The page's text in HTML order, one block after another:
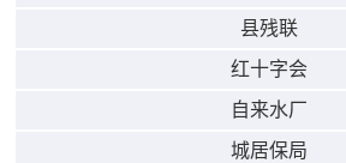
县残联
红十字会
自来水厂
城居保局